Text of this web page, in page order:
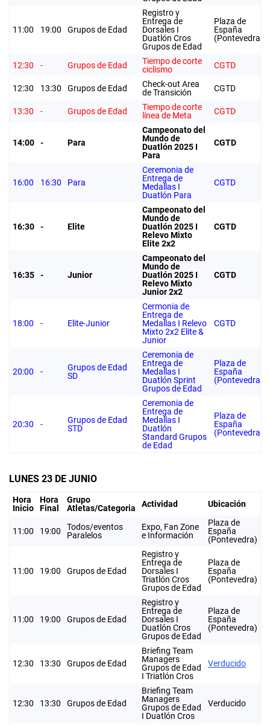
11:00 19:00 Grupos de Edad
Registro y
Entrega de
Dorsales I
Duatlón Cros
Grupos de Edad
Plaza de
España
(Pontevedra)
12:30 - Grupos de Edad
Tiempo de corte
ciclismo
CGTD
12:30 13:30 Grupos de Edad
Check-out Area
de Transición
CGTD
13:30 - Grupos de Edad
Tiempo de corte
línea de Meta
CGTD
14:00 - Para
Campeonato del
Mundo de
Duatlón 2025 I
Para
CGTD
16:00 16:30 Para
Ceremonia de
Entrega de
Medallas I
Duatlón Para
CGTD
16:30 - Elite
Campeonato del
Mundo de
Duatlón 2025 I
Relevo Mixto
Elite 2x2
CGTD
16:35 - Junior
Campeonato del
Mundo de
Duatlón 2025 I
Relevo Mixto
Junior 2x2
CGTD
18:00 - Elite-Junior
Cermonia de
Entrega de
Medallas I Relevo
Mixto 2x2 Elite &
Junior
CGTD
20:00 -
Grupos de Edad
SD
Ceremonia de
Entrega de
Medallas I
Duatlón Sprint
Grupos de Edad
Plaza de
España
(Pontevedra)
20:30 -
Grupos de Edad
STD
Ceremonia de
Entrega de
Medallas I
Duatlón
Standard Grupos
de Edad
Plaza de
España
(Pontevedra)
LUNES 23 DE JUNIO
Hora
Inicio
Hora
Final
Grupo
Atletas/Categoria
Actividad Ubicación
11:00 19:00
Todos/eventos
Paralelos
Expo, Fan Zone
e Información
Plaza de
España
(Pontevedra)
11:00 19:00 Grupos de Edad
Registro y
Entrega de
Dorsales I
Triatlón Cros
Grupos de Edad
Plaza de
España
(Pontevedra)
11:00 19:00 Grupos de Edad
Registro y
Entrega de
Dorsales I
Duatlón Cros
Grupos de Edad
Plaza de
España
(Pontevedra)
12:30 13:30 Grupos de Edad
Briefing Team
Managers
Grupos de Edad
I Triatlón Cros
Verducido
12:30 13:30 Grupos de Edad
Briefing Team
Managers
Grupos de Edad
I Duatlón Cros
Verducido